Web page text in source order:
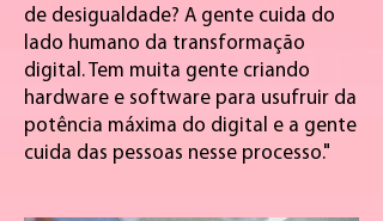
de desigualdade? A gente cuida do
lado humano da transformação
digital. Tem muita gente criando
hardware e software para usufruir da
potência máxima do digital e a gente
cuida das pessoas nesse processo."